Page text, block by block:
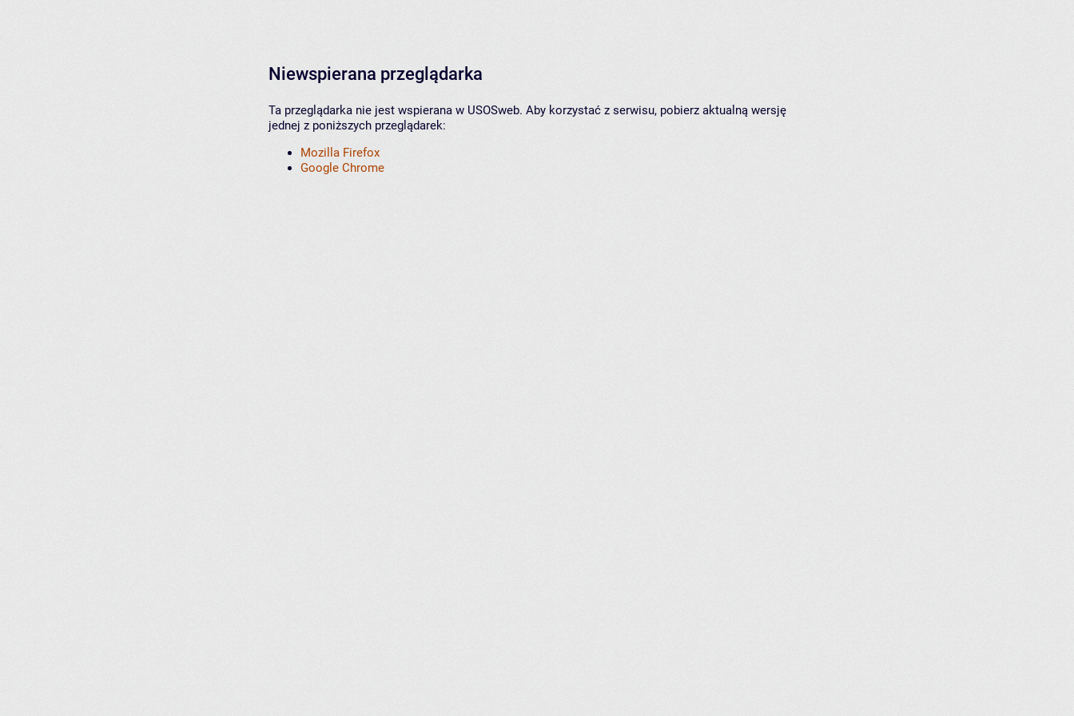
Niewspierana przeglądarka
Ta przeglądarka nie jest wspierana w USOSweb. Aby korzystać z serwisu, pobierz aktualną wersję
jednej z poniższych przeglądarek:
Mozilla Firefox
Google Chrome